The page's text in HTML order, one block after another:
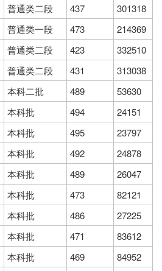
普通类二段 437
301318
普通类一段 473
214369
普通类二段 423
332510
普通类二段 431
313038
本科二批 489
53630
本科批 494
24151
本科批 495
23797
本科批 492
24878
本科批 489
26047
本科批 473
82121
本科批 486
27225
本科批 471
83612
本科批 469
84952